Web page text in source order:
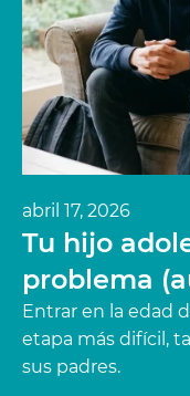
abril 17, 2026
Tu hijo
problema
Entrar en la edad
etapa más difícil,
sus padres.